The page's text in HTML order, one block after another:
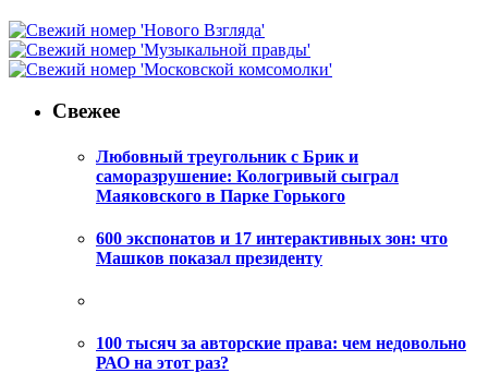
Свежее
Любовный треугольник с Брик и
саморазрушение: Кологривый сыграл
Маяковского в Парке Горького
600 экспонатов и 17 интерактивных зон: что
Машков показал президенту
100 тысяч за авторские права: чем недовольно
РАО на этот раз?